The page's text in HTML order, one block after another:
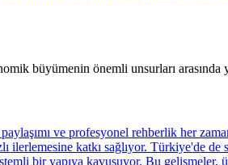
büyümenin önemli unsurları